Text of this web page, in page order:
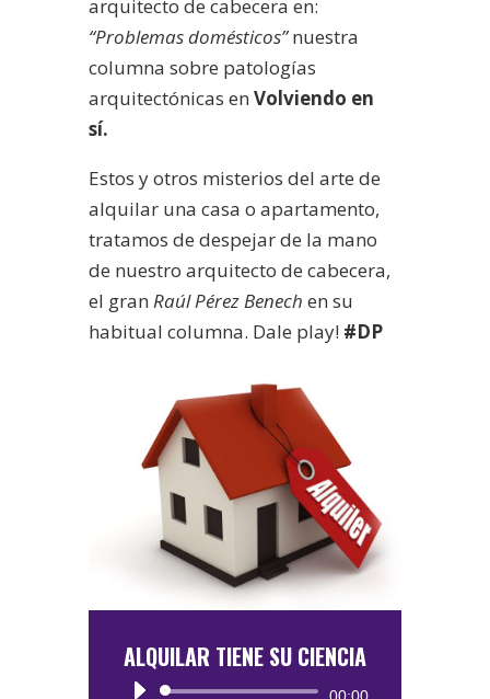
arquitecto de cabecera en:
“Problemas domésticos”nuestra
columna sobre patologías
arquitectónicas en Volviendo en
sí.
Estos y otros misterios del arte de
alquilar una casa o apartamento,
tratamos de despejar de la mano
de nuestro arquitecto de cabecera,
el gran Raúl Pérez Benech en su
habitual columna. Dale play! #DP
ALQUILAR TIENE SU CIENCIA
Reproductor
00:00